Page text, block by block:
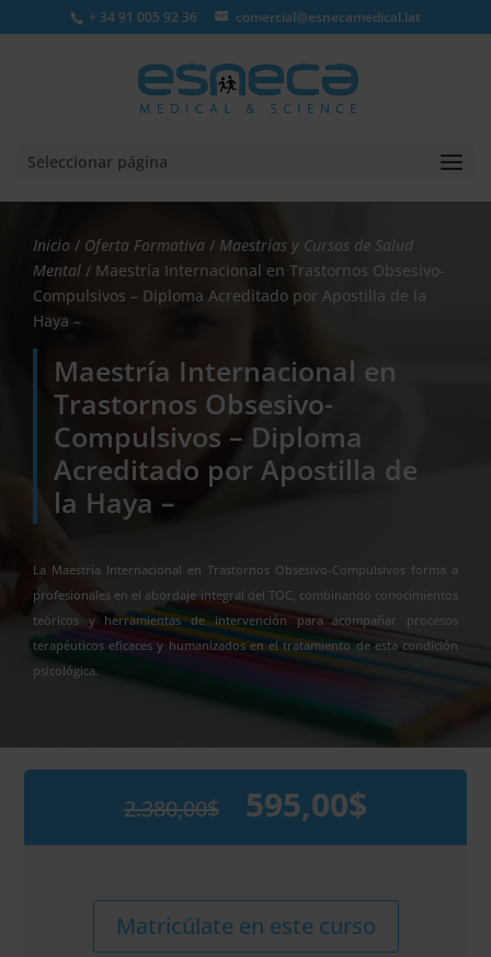
+ 34 91 005 92 36 comercial@esnecamedical.lat
Seleccionar página
Inicio / Oferta Formativa / Maestrías y Cursos de Salud
Mental / Maestría Internacional en Trastornos Obsesivo-
Compulsivos – Diploma Acreditado por Apostilla de la
Haya –
Maestría Internacional en
Trastornos Obsesivo-
Compulsivos – Diploma
Acreditado por Apostilla de
la Haya –
La Maestría Internacional en Trastornos Obsesivo-Compulsivos forma a
profesionales en el abordaje integral del TOC, combinando conocimientos
teóricos y herramientas de intervención para acompañar procesos
terapéuticos eficaces y humanizados en el tratamiento de esta condición
psicológica.
2.380,00$
2.380,00$.
595,00$
595,00$.
Internacional
Matricúlate en este curso